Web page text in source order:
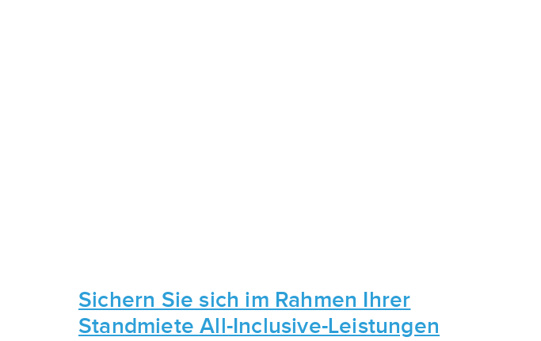
Sichern Sie sich im Rahmen Ihrer
Standmiete All-Inclusive-Leistungen